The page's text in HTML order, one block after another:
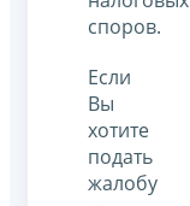
споров.
Если
Вы
хотите
подать
жалобу